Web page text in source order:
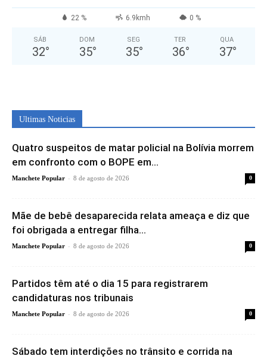
22 % 6.9kmh 0 %
SÁB
32°
DOM
35°
SEG
35°
TER
36°
QUA
37°
Ultimas Noticias
Quatro suspeitos de matar policial na Bolívia morrem
em confronto com o BOPE em...
Manchete Popular - 8 de agosto de 2026 0
Mãe de bebê desaparecida relata ameaça e diz que
foi obrigada a entregar filha...
Manchete Popular - 8 de agosto de 2026 0
Partidos têm até o dia 15 para registrarem
candidaturas nos tribunais
Manchete Popular - 8 de agosto de 2026 0
Sábado tem interdições no trânsito e corrida na